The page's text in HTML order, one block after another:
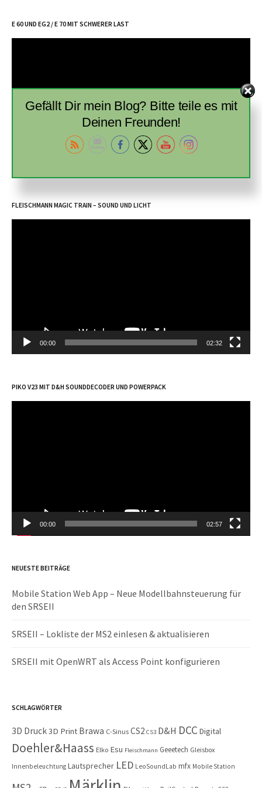
E 60 UND EG2 / E 70 MIT SCHWERER LAST
FLEISCHMANN MAGIC TRAIN – SOUND UND LICHT
00:00 02:32
PIKO V23 MIT D&H SOUNDDECODER UND POWERPACK
00:00 02:57
NEUESTE BEITRÄGE
Mobile Station Web App – Neue Modellbahnsteuerung für
den SRSEII
SRSEII – Lokliste der MS2 einlesen & aktualisieren
SRSEII mit OpenWRT als Access Point konfigurieren
SCHLAGWÖRTER
3D Druck3D Print Brawa C-Sinus CS2 CS3 D&H DCC Digital
Doehler&Haass Elko Esu Fleischmann Geeetech Gleisbox
Innenbeleuchtung Lautsprecher LED LeoSoundLab mfx Mobile Station
Gefällt Dir mein Blog? Bitte teile es mit
Deinen Freunden!